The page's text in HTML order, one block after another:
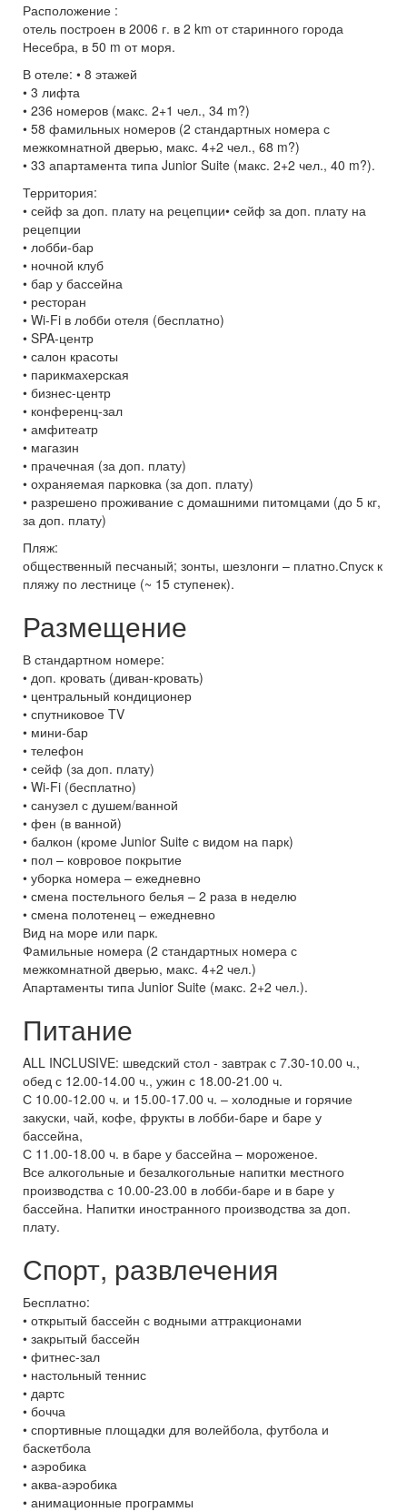
Расположение :
отель построен в 2006 г. в 2 km от старинного города
Несебра, в 50 m от моря.
В отеле: • 8 этажей
• 3 лифта
• 236 номеров (макс. 2+1 чел., 34 m?)
• 58 фамильных номеров (2 стандартных номера с
межкомнатной дверью, макс. 4+2 чел., 68 m?)
• 33 апартамента типа Junior Suite (макс. 2+2 чел., 40 m?).
Территория:
• сейф за доп. плату на рецепции• сейф за доп. плату на
рецепции
• лобби-бар
• ночной клуб
• бар у бассейна
• ресторан
• Wi-Fi в лобби отеля (бесплатно)
• SPA-центр
• салон красоты
• парикмахерская
• бизнес-центр
• конференц-зал
• амфитеатр
• магазин
• прачечная (за доп. плату)
• охраняемая парковка (за доп. плату)
• разрешено проживание с домашними питомцами (до 5 кг,
за доп. плату)
Пляж:
общественный песчаный; зонты, шезлонги – платно.Спуск к
пляжу по лестнице (~ 15 ступенек).
Размещение
В стандартном номере:
• доп. кровать (диван-кровать)
• центральный кондиционер
• спутниковое TV
• мини-бар
• телефон
• сейф (за доп. плату)
• Wi-Fi (бесплатно)
• санузел с душем/ванной
• фен (в ванной)
• балкон (кроме Junior Suite с видом на парк)
• пол – ковровое покрытие
• уборка номера – ежедневно
• смена постельного белья – 2 раза в неделю
• смена полотенец – ежедневно
Вид на море или парк.
Фамильные номера (2 стандартных номера с
межкомнатной дверью, макс. 4+2 чел.)
Апартаменты типа Junior Suite (макс. 2+2 чел.).
Питание
ALL INCLUSIVE: шведский стол - завтрак с 7.30-10.00 ч.,
обед с 12.00-14.00 ч., ужин с 18.00-21.00 ч.
С 10.00-12.00 ч. и 15.00-17.00 ч. – холодные и горячие
закуски, чай, кофе, фрукты в лобби-баре и баре у
бассейна,
С 11.00-18.00 ч. в баре у бассейна – мороженое.
Все алкогольные и безалкогольные напитки местного
производства с 10.00-23.00 в лобби-баре и в баре у
бассейна. Напитки иностранного производства за доп.
плату.
Спорт, развлечения
Бесплатно:
• открытый бассейн с водными аттракционами
• закрытый бассейн
• фитнес-зал
• настольный теннис
• дартс
• бочча
• спортивные площадки для волейбола, футбола и
баскетбола
• аэробика
• аква-аэробика
• анимационные программы